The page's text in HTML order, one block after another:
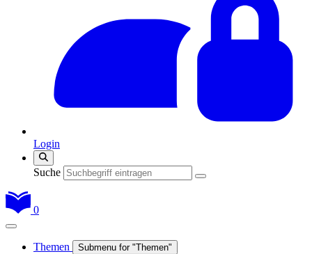
Login
Suche
0
Themen Submenu for "Themen"